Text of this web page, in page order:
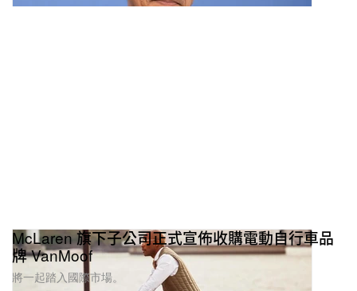
McLaren 旗下子公司正式宣佈收購電動自行車品
牌 VanMoof
將一起踏入國際市場。